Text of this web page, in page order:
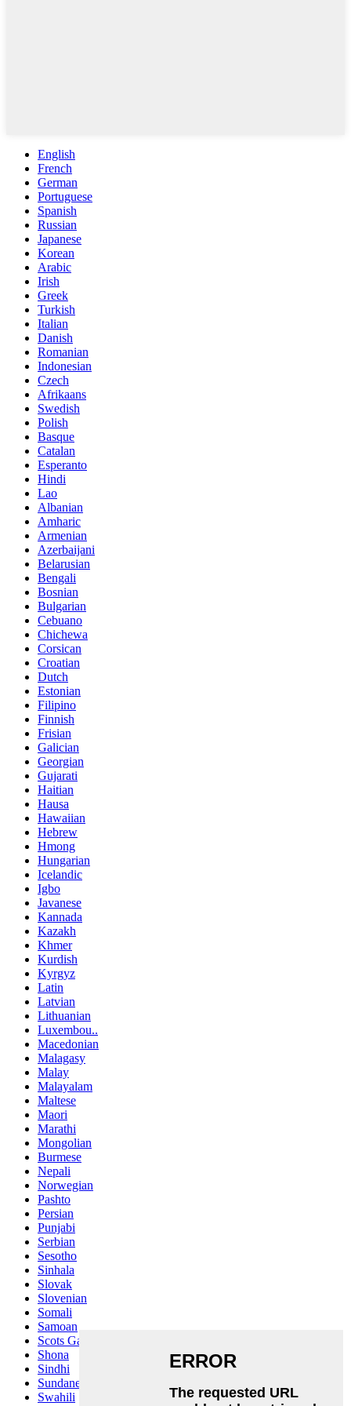
English
French
German
Portuguese
Spanish
Russian
Japanese
Korean
Arabic
Irish
Greek
Turkish
Italian
Danish
Romanian
Indonesian
Czech
Afrikaans
Swedish
Polish
Basque
Catalan
Esperanto
Hindi
Lao
Albanian
Amharic
Armenian
Azerbaijani
Belarusian
Bengali
Bosnian
Bulgarian
Cebuano
Chichewa
Corsican
Croatian
Dutch
Estonian
Filipino
Finnish
Frisian
Galician
Georgian
Gujarati
Haitian
Hausa
Hawaiian
Hebrew
Hmong
Hungarian
Icelandic
Igbo
Javanese
Kannada
Kazakh
Khmer
Kurdish
Kyrgyz
Latin
Latvian
Lithuanian
Luxembou..
Macedonian
Malagasy
Malay
Malayalam
Maltese
Maori
Marathi
Mongolian
Burmese
Nepali
Norwegian
Pashto
Persian
Punjabi
Serbian
Sesotho
Sinhala
Slovak
Slovenian
Somali
Samoan
Scots Gaelic
Shona
Sindhi
Sundanese
Swahili